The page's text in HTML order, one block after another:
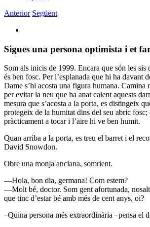
Anterior Següent
Image
Sigues una persona optimista i et
Som als inicis de 1999. Encara que són les sis
és ben fosc. Per l’esplanada que hi ha davant
Dame s’hi acosta una figura humana. Camina
per evitar la neu que ha anat caient aquests
mesura que s’acosta a la porta, es distingeix
protegeix de la humitat dins del seu abric
pràcticament a tocar i l’aire hi ve ben humit.
Quan arriba a la porta, es treu el barret i el
David Snowdon.
Obre una monja anciana, somrient.
—Hola, bon dia, germana! Com estem?
—Molt bé, doctor. Som gent afortunada,
que tinc d’estar bé amb més de cent anys, oi?
–Quina persona més extraordinària –pensa el